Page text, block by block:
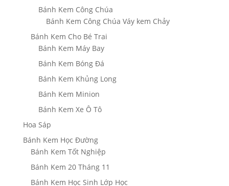
Bánh Kem Công Chúa
Bánh Kem Công Chúa Váy kem Chảy
Bánh Kem Cho Bé Trai
Bánh Kem Máy Bay
Bánh Kem Bóng Đá
Bánh Kem Khủng Long
Bánh Kem Minion
Bánh Kem Xe Ô Tô
Hoa Sáp
Bánh Kem Học Đường
Bánh Kem Tốt Nghiệp
Bánh Kem 20 Tháng 11
Bánh Kem Học Sinh Lớp Học